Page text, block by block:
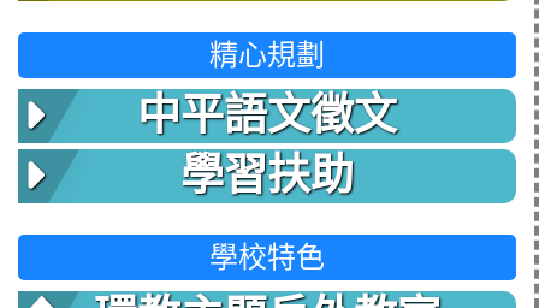
精心規劃
中平語文徵文
學習扶助
學校特色